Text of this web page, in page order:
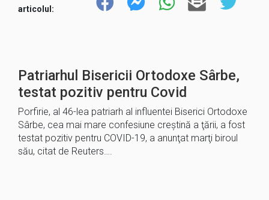
articolul:
Patriarhul Bisericii Ortodoxe Sârbe,
testat pozitiv pentru Covid
Porfirie, al 46-lea patriarh al influentei Biserici Ortodoxe
Sârbe, cea mai mare confesiune creştină a ţării, a fost
testat pozitiv pentru COVID-19, a anunţat marţi biroul
său, citat de Reuters….